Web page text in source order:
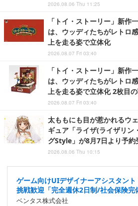
2026.08.06 Thu 11:25
「トイ・ストーリー」新作
は、ウッディたちがレトロ
上を走る姿で立体化
2026.08.07 Fri 03:40
「トイ・ストーリー」新作
は、ウッディたちがレトロ
上を走る姿で立体化 2枚目
2026.08.07 Fri 03:40
太ももにも目が惹かれるウ
ギュア「ライザ(ライザリン
グStyle」が8月7日より予約
2026.08.06 Thu 10:15
ゲーム向けUIデザイナーアシスタン
挑戦歓迎「完全週休2日制/社会保険完
ベンタス株式会社